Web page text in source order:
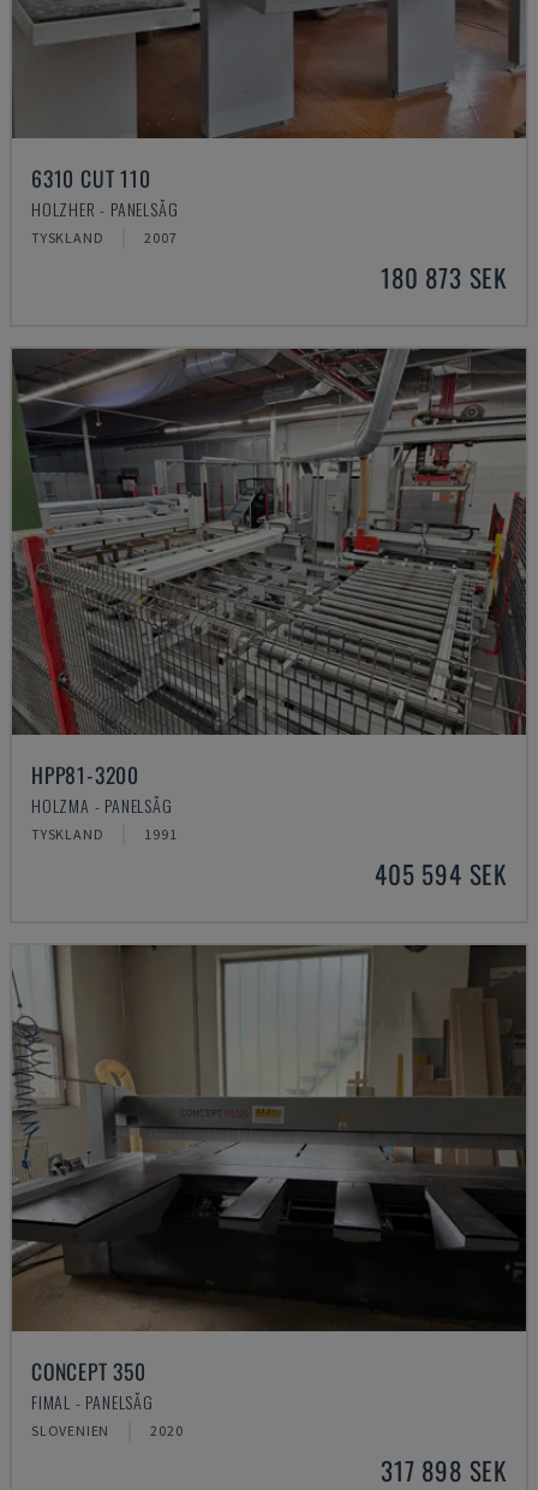
6310 CUT 110
HOLZHER - PANELSÅG
TYSKLAND 2007
180 873 SEK
HPP81-3200
HOLZMA - PANELSÅG
TYSKLAND 1991
405 594 SEK
CONCEPT 350
FIMAL - PANELSÅG
SLOVENIEN 2020
317 898 SEK